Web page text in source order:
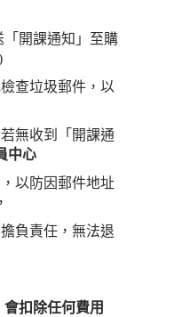
開課通知」至購
查垃圾郵件，以
若無收到「開課通
中心
以防因郵件地址
負責任，無法退
扣除任何費用